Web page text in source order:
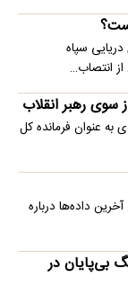
دریایی سپاه
انتصاب…
سوی رهبر انقلاب
به عنوان فرمانده کل
داده‌ها درباره
بی‌پایان در